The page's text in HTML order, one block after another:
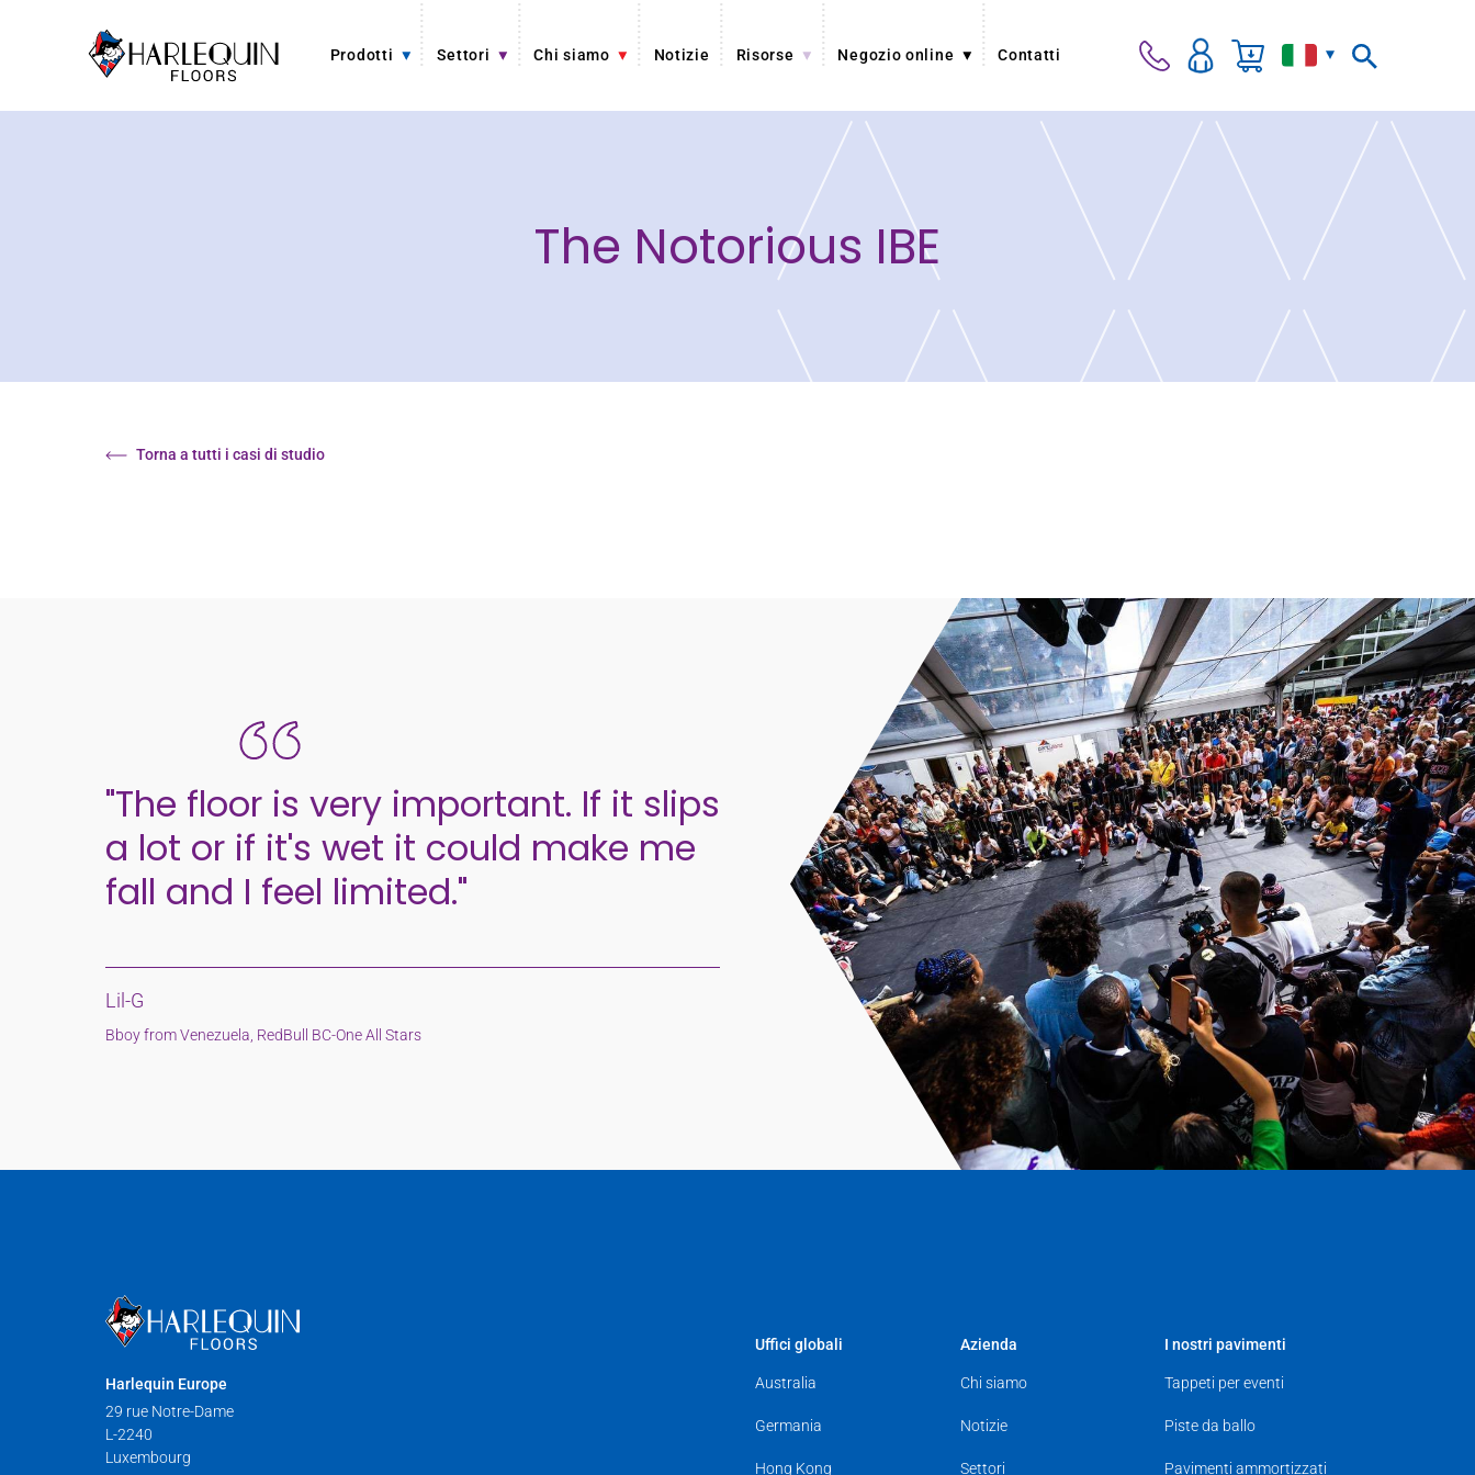
Prodotti Settori Chi siamo Notizie Risorse Negozio online Contatti
The Notorious IBE
Torna a tutti i casi di studio
"The floor is very important. If it slips
a lot or if it's wet it could make me
fall and I feel limited."
Lil-G
Bboy from Venezuela, RedBull BC-One All Stars
Harlequin Europe
29 rue Notre-Dame
L-2240
Luxembourg
Uffici globali
Australia
Germania
Hong Kong
Azienda
Chi siamo
Notizie
Settori
I nostri pavimenti
Tappeti per eventi
Piste da ballo
Pavimenti ammortizzati